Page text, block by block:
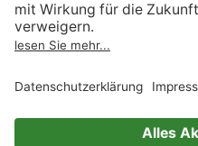
Verträge hier kündigen
Impressum